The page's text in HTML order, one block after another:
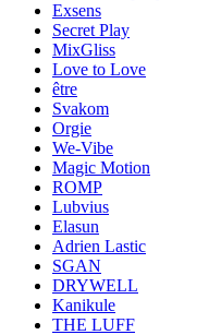
Exsens
Secret Play
MixGliss
Love to Love
être
Svakom
Orgie
We-Vibe
Magic Motion
ROMP
Lubvius
Elasun
Adrien Lastic
SGAN
DRYWELL
Kanikule
THE LUFF